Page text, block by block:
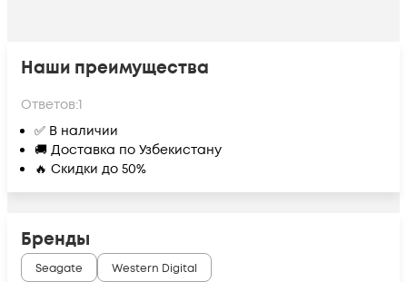
Наши преимущества
Ответов:1
✅ В наличии
🚚 Доставка по Узбекистану
🔥 Скидки до 50%
Бренды
Seagate Western Digital